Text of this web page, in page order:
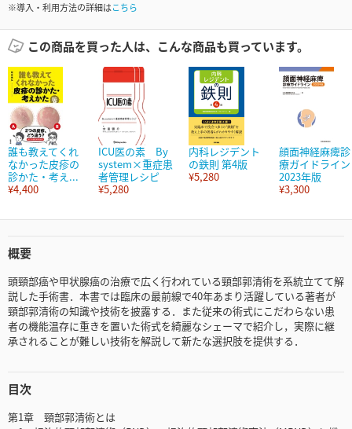
※導入・利用方法の詳細はこちら
この商品を買った人は、こんな商品も買っています。
誰も教えてくれ
なかった皮疹の
診かた・考え...
¥4,400
ICU医の素 By
system×重症患
者管理レシピ
¥5,280
内科レジデント
の鉄則 第4版
¥5,280
顔面神経麻痺診
療ガイドライン
2023年版
¥3,300
概要
頭頸部癌や甲状腺癌の治療で広く行われている頸部郭清術を系統立てて解
説した手術書．本書では臨床の最前線で40年あまり活躍している著者が
頸部郭清術の知識や技術を披露する．また従来の術式にこだわらない患
者の機能温存に重きを置いた術式を綺麗なシェーマで紹介し，実際に継
承されることが難しい技術を解説して新たな選択肢を提供する．
目次
第1章 頸部郭清術とは